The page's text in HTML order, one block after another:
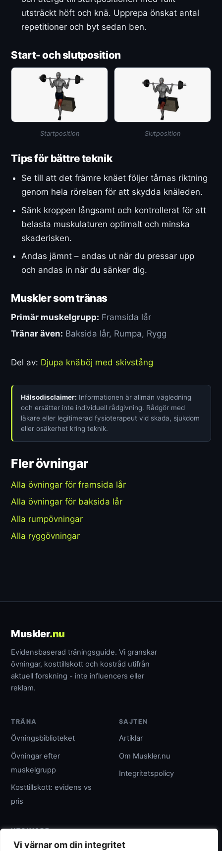
Vi värnar om din integritet
utsträckt höft och knä. Upprepa önskat antal
repetitioner och byt sedan ben.
Start- och slutposition
Startposition Slutposition
Tips för bättre teknik
Se till att det främre knäet följer tårnas riktning
genom hela rörelsen för att skydda knäleden.
Sänk kroppen långsamt och kontrollerat för att
belasta muskulaturen optimalt och minska
skaderisken.
Andas jämnt – andas ut när du pressar upp
och andas in när du sänker dig.
Muskler som tränas
Primär muskelgrupp: Framsida lår
Tränar även: Baksida lår, Rumpa, Rygg
Del av: Djupa knäböj med skivstång
Hälsodisclaimer: Informationen är allmän vägledning
och ersätter inte individuell rådgivning. Rådgör med
läkare eller legitimerad fysioterapeut vid skada, sjukdom
eller osäkerhet kring teknik.
Fler övningar
Alla övningar för framsida lår
Alla övningar för baksida lår
Alla rumpövningar
Alla ryggövningar
Muskler.nu
Evidensbaserad träningsguide. Vi granskar
övningar, kosttillskott och kostråd utifrån
aktuell forskning - inte influencers eller
reklam.
TRÄNA
Övningsbiblioteket
Övningar efter
muskelgrupp
Kosttillskott: evidens vs
pris
SAJTEN
Artiklar
Om Muskler.nu
Integritetspolicy
UTGIVARE
Umpteenth Media